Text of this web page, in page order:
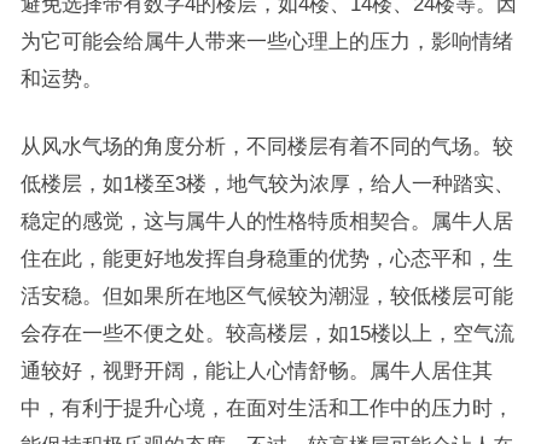
为它可能会给属牛人带来一些心理上的压力，影响情绪
和运势。
从风水气场的角度分析，不同楼层有着不同的气场。较
低楼层，如1楼至3楼，地气较为浓厚，给人一种踏实、
稳定的感觉，这与属牛人的性格特质相契合。属牛人居
住在此，能更好地发挥自身稳重的优势，心态平和，生
活安稳。但如果所在地区气候较为潮湿，较低楼层可能
会存在一些不便之处。较高楼层，如15楼以上，空气流
通较好，视野开阔，能让人心情舒畅。属牛人居住其
中，有利于提升心境，在面对生活和工作中的压力时，